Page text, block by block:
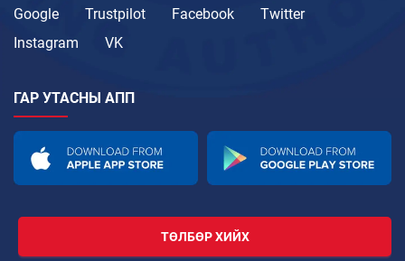
Google Trustpilot Facebook
Twitter
Instagram
VK
ГАР УТАСНЫ АПП
ТӨЛБӨР ХИЙХ